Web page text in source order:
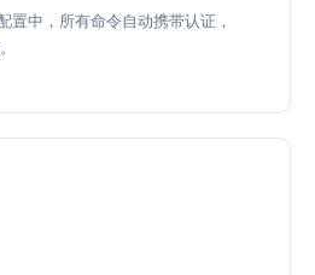
置中，所有命令自动携带认证，